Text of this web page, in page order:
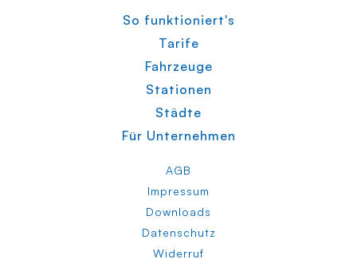
So funktioniert's
Tarife
Fahrzeuge
Stationen
Städte
Für Unternehmen
AGB
Impressum
Downloads
Datenschutz
Widerruf